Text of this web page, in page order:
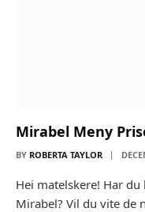
Mirabel Meny
BY ROBERTA TAYLOR
Hei matelskere! Har
Mirabel? Vil du vite de